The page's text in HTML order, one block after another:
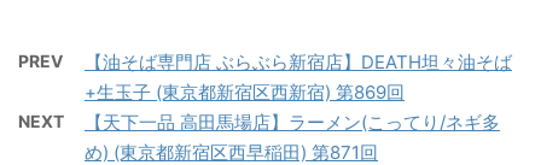
PREV
【油そば専門店 ぶらぶら新宿店】DEATH坦々油そば
+生玉子 (東京都新宿区西新宿) 第869回
NEXT
【天下一品 高田馬場店】ラーメン(こってり/ネギ多
め) (東京都新宿区西早稲田) 第871回